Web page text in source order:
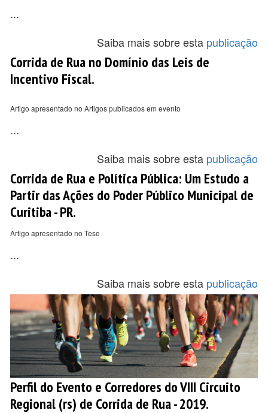
...
Saiba mais sobre esta publicação
Corrida de Rua no Domínio das Leis de
Incentivo Fiscal.
Artigo apresentado no Artigos publicados em evento
...
Saiba mais sobre esta publicação
Corrida de Rua e Política Pública: Um Estudo a
Partir das Ações do Poder Público Municipal de
Curitiba - PR.
Artigo apresentado no Tese
...
Saiba mais sobre esta publicação
Perfil do Evento e Corredores do VIII Circuito
Regional (rs) de Corrida de Rua - 2019.